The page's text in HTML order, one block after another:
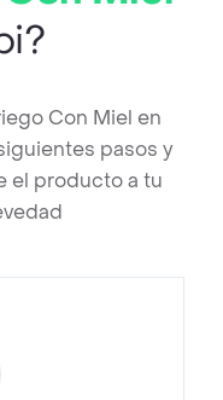
Con Miel en
pasos y
el producto a tu